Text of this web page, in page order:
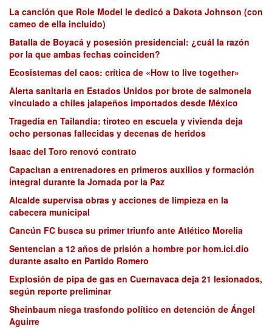
La canción que Role Model le dedicó a Dakota Johnson (con
cameo de ella incluido)
Batalla de Boyacá y posesión presidencial: ¿cuál la razón
por la que ambas fechas coinciden?
Ecosistemas del caos: crítica de «How to live together»
Alerta sanitaria en Estados Unidos por brote de salmonela
vinculado a chiles jalapeños importados desde México
Tragedia en Tailandia: tiroteo en escuela y vivienda deja
ocho personas fallecidas y decenas de heridos
Isaac del Toro renovó contrato
Capacitan a entrenadores en primeros auxilios y formación
integral durante la Jornada por la Paz
Alcalde supervisa obras y acciones de limpieza en la
cabecera municipal
Cancún FC busca su primer triunfo ante Atlético Morelia
Sentencian a 12 años de prisión a hombre por hom.ici.dio
durante asalto en Partido Romero
Explosión de pipa de gas en Cuernavaca deja 21 lesionados,
según reporte preliminar
Sheinbaum niega trasfondo político en detención de Ángel
Aguirre